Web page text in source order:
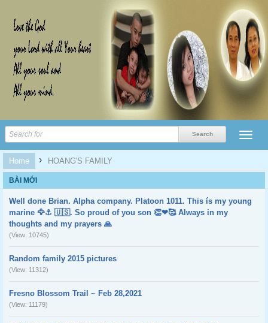
Home › HOANG'S FAMILY
BÀI MỚI
Well done Brian. Alpha company. Platoon 1011. This ís my young
marine 🦅⚓️ 🇺🇸. So proud of you son 👏❤🥰 Always in my
thoughts and my prayers 🙏
(View: 10745)
Random family 2015 pictures
(View: 11312)
Fresno Blossom Trail ~ Feb 28,2021
(View: 11179)